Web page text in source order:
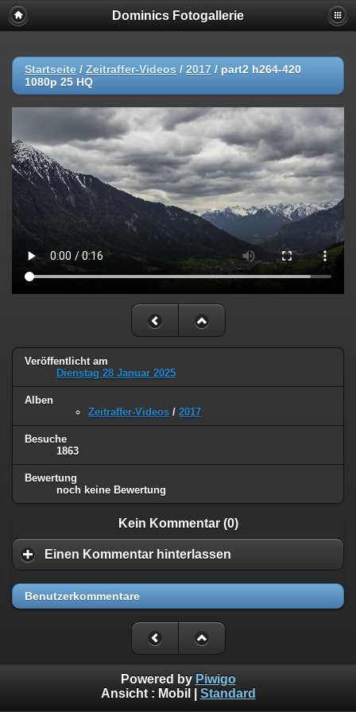
Dominics Fotogallerie
Startseite / Zeitraffer-Videos / 2017 / part2 h264-420
1080p 25 HQ
Veröffentlicht am
Dienstag 28 Januar 2025
Alben
Zeitraffer-Videos / 2017
Besuche
1863
Bewertung
noch keine Bewertung
Kein Kommentar (0)
Einen Kommentar hinterlassen
Benutzerkommentare
Powered by Piwigo
Ansicht : Mobil Standard